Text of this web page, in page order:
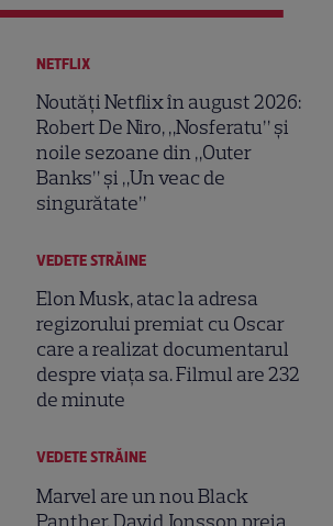
NETFLIX
Noutăți Netflix în august 2026:
Robert De Niro, „Nosferatu” și
noile sezoane din „Outer
Banks” și „Un veac de
singurătate”
VEDETE STRĂINE
Elon Musk, atac la adresa
regizorului premiat cu Oscar
care a realizat documentarul
despre viața sa. Filmul are 232
de minute
VEDETE STRĂINE
Marvel are un nou Black
Panther. David Jonsson preia